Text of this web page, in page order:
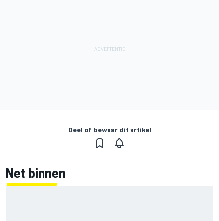
Deel of bewaar dit artikel
Net binnen